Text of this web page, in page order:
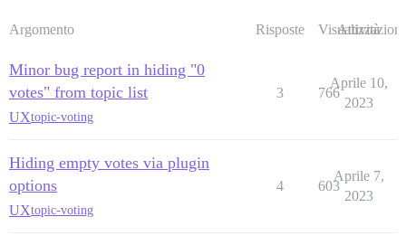
Argomento Risposte Visualizzazioni
Attività
Minor bug report in hiding "0
votes" from topic list
UXtopic-voting
3 766
Aprile 10,
2023
Hiding empty votes via plugin
options
UXtopic-voting
4 603
Aprile 7,
2023